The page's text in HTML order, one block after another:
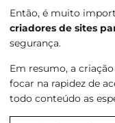
Então, é muito
criadores de sites
segurança.
Em resumo, a
focar na rapidez de
todo conteúdo as